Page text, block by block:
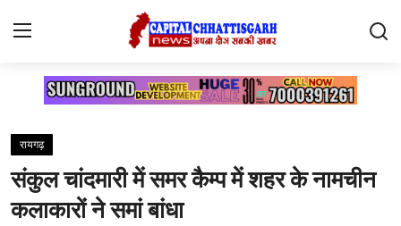
Contact
सारंगढ़
रायगढ़
संकुल चांदमारी में समर कैम्प में शहर के नामचीन
कलाकारों ने समां बांधा